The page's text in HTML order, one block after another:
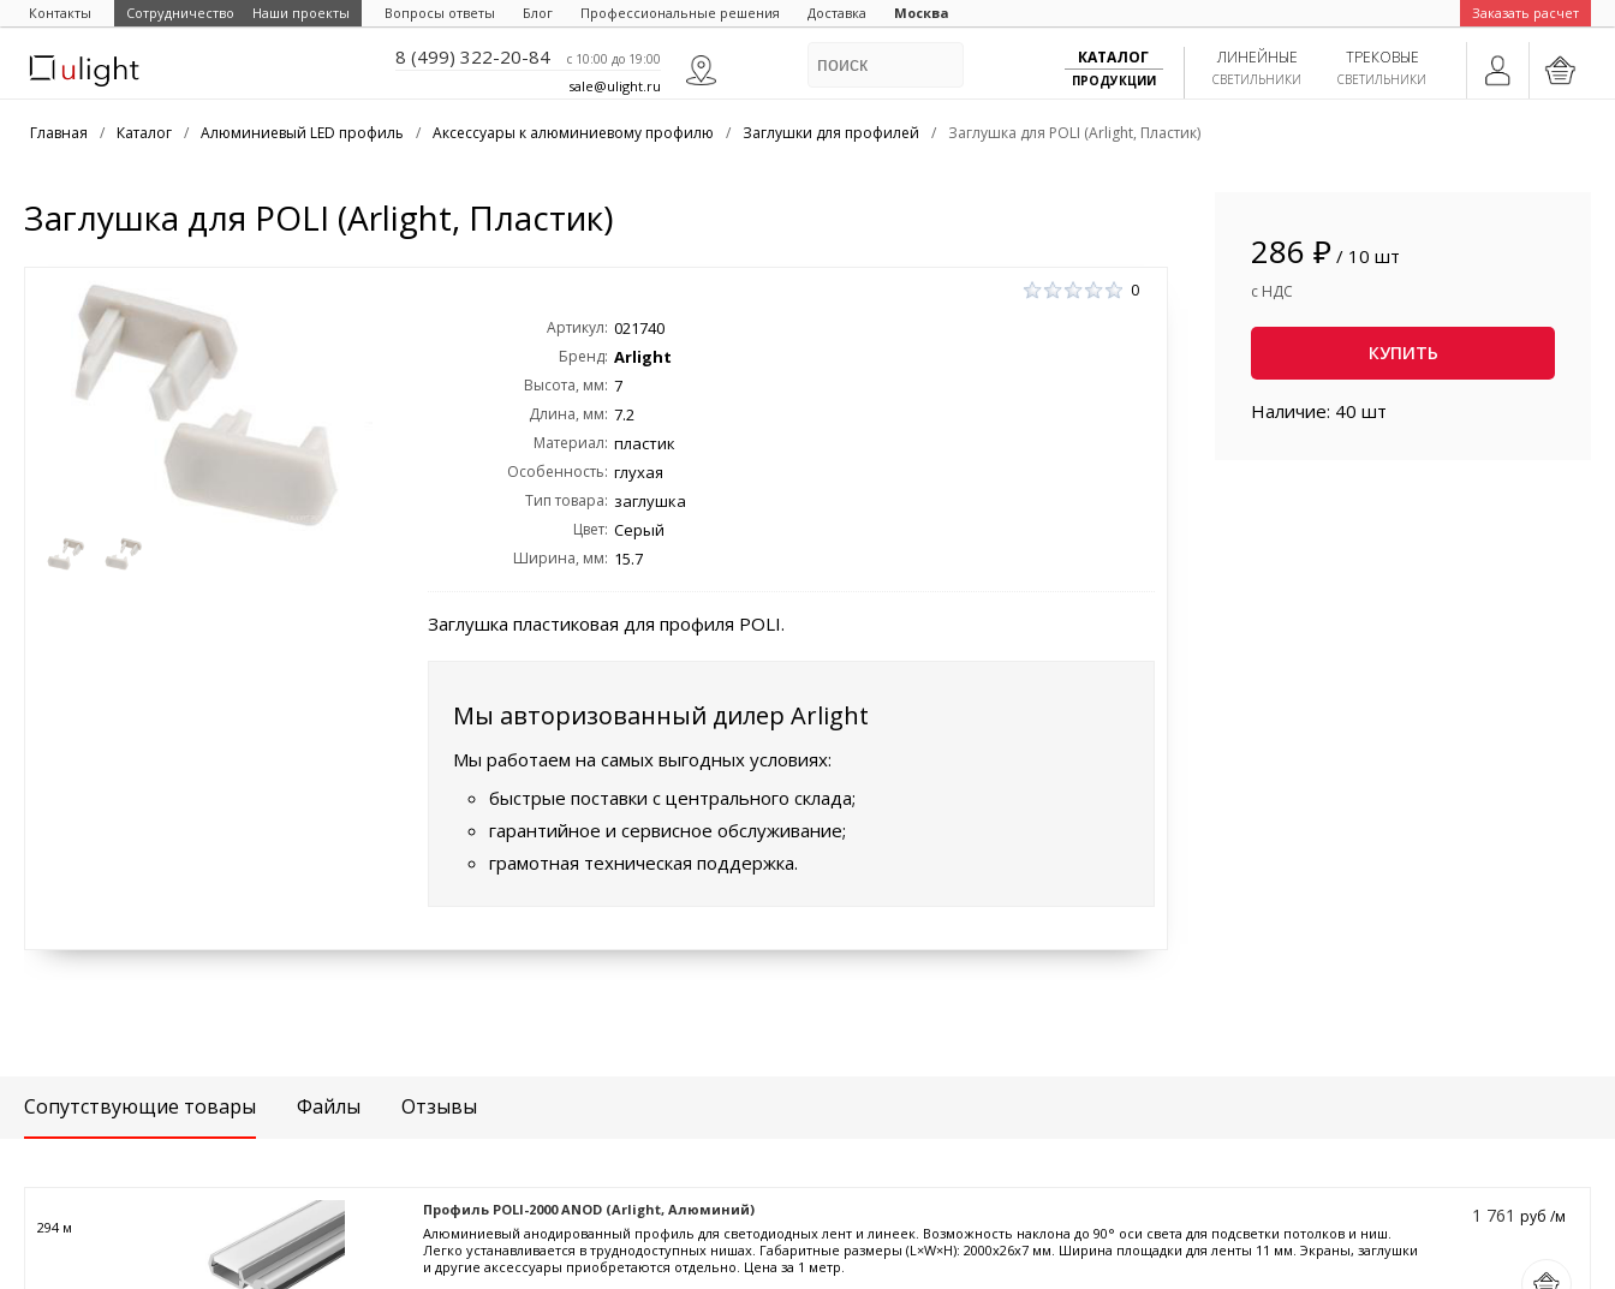
Контакты Сотрудничество Наши проекты Вопросы ответы Блог Профессиональные решения Доставка Москва Заказать расчет
8 (499) 322-20-84 c 10:00 до 19:00
sale@ulight.ru
ТРЕКОВЫЕ
СВЕТИЛЬНИКИ
ЛИНЕЙНЫЕ
СВЕТИЛЬНИКИ
КАТАЛОГ
ПРОДУКЦИИ
Главная / Каталог / Алюминиевый LED профиль / Аксессуары к алюминиевому профилю / Заглушки для профилей / Заглушка для POLI (Arlight, Пластик)
Заглушка для POLI (Arlight, Пластик)
0
Артикул: 021740
Бренд: Arlight
Высота, мм: 7
Длина, мм: 7.2
Материал: пластик
Особенность: глухая
Тип товара: заглушка
Цвет: Серый
Ширина, мм: 15.7
Заглушка пластиковая для профиля POLI.
Мы авторизованный дилер Arlight
Мы работаем на самых выгодных условиях:
быстрые поставки с центрального склада;
гарантийное и сервисное обслуживание;
грамотная техническая поддержка.
286 ₽ / 10 шт
с НДС
КУПИТЬ
Наличие: 40 шт
Сопутствующие товары Файлы Отзывы
294 м
Профиль POLI-2000 ANOD (Arlight, Алюминий)
Алюминиевый анодированный профиль для светодиодных лент и линеек. Возможность наклона до 90° оси света для подсветки потолков и ниш.
Легко устанавливается в труднодоступных нишах. Габаритные размеры (L×W×H): 2000x26x7 мм. Ширина площадки для ленты 11 мм. Экраны, заглушки
и другие аксессуары приобретаются отдельно. Цена за 1 метр.
1 761 руб /м